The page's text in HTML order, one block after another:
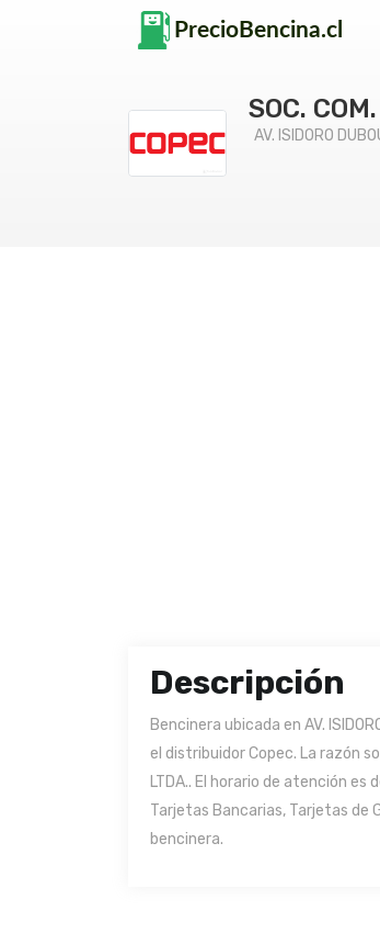
SOC.
AV. ISIDORO
Descripción
Bencinera ubicada en AV.
el distribuidor Copec. La razón
LTDA.. El horario de atención
Tarjetas Bancarias, Tarjetas de
bencinera.